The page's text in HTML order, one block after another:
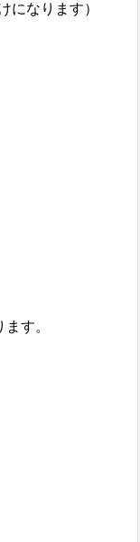
になります）
す。